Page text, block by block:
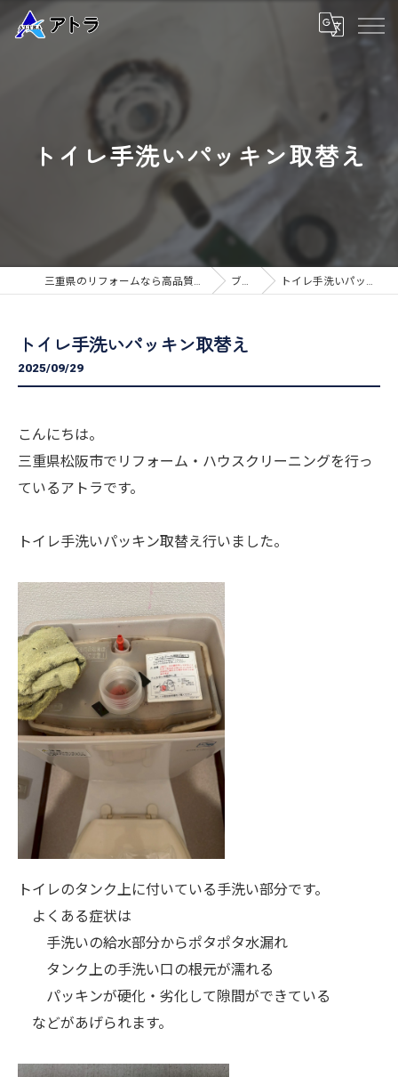
トイレ手洗いパッキン取替え
三重県のリフォームなら高品質な工事のアトラ ブログ トイレ手洗いパッキン取替え
トイレ手洗いパッキン取替え
2025/09/29
こんにちは。
三重県松阪市でリフォーム・ハウスクリーニングを行っ
ているアトラです。
トイレ手洗いパッキン取替え行いました。
トイレのタンク上に付いている手洗い部分です。
よくある症状は
手洗いの給水部分からポタポタ水漏れ
タンク上の手洗い口の根元が濡れる
パッキンが硬化・劣化して隙間ができている
などがあげられます。